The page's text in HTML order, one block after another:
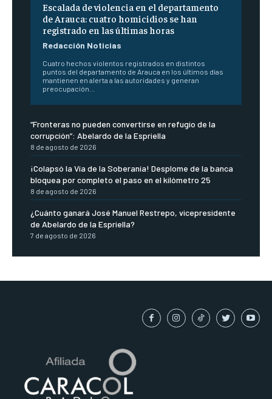
Escalada de violencia en el departamento
de Arauca: cuatro homicidios se han
registrado en las últimas horas
Redacción Noticias
Cuatro hechos violentos registrados en distintos
puntos del departamento de Arauca en los últimos días
mantienen en alerta a las autoridades y generan
preocupación...
“Fronteras no pueden convertirse en refugio de la
corrupción”: Abelardo de la Espriella
8 de agosto de 2026
¡Colapsó la Vía de la Soberanía! Desplome de la banca
bloquea por completo el paso en el kilómetro 25
8 de agosto de 2026
¿Cuánto ganará José Manuel Restrepo, vicepresidente
de Abelardo de la Espriella?
7 de agosto de 2026